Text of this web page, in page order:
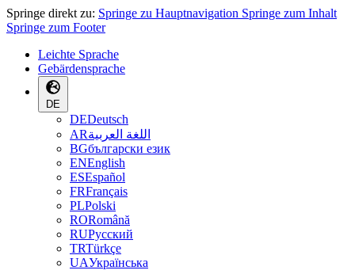
Springe direkt zu: Springe zu Hauptnavigation Springe zum Inhalt
Springe zum Footer
Leichte Sprache
Gebärdensprache
DE
DEDeutsch
ARاللغة العربية
BGбългарски език
ENEnglish
ESEspañol
FRFrançais
PLPolski
RORomână
RUРусский
TRTürkçe
UAУкраїнська